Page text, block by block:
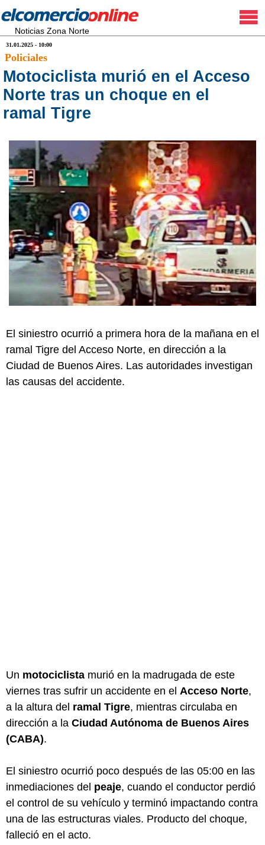
Noticias Zona Norte
31.01.2025 - 10:00
Policiales
Motociclista murió en el Acceso
Norte tras un choque en el
ramal Tigre
El siniestro ocurrió a primera hora de la mañana en el
ramal Tigre del Acceso Norte, en dirección a la
Ciudad de Buenos Aires. Las autoridades investigan
las causas del accidente.
Un motociclista murió en la madrugada de este
viernes tras sufrir un accidente en el Acceso Norte,
a la altura del ramal Tigre, mientras circulaba en
dirección a la Ciudad Autónoma de Buenos Aires
(CABA).
El siniestro ocurrió poco después de las 05:00 en las
inmediaciones del peaje, cuando el conductor perdió
el control de su vehículo y terminó impactando contra
una de las estructuras viales. Producto del choque,
falleció en el acto.